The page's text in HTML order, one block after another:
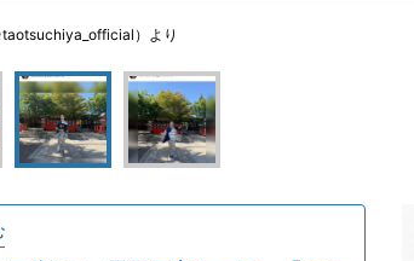
）より